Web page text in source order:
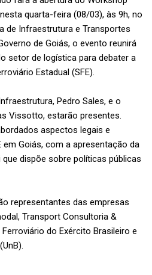
quarta-feira (08/03), às 9h, no
de Infraestrutura e Transportes
de Goiás, o evento reunirá
setor de logística para debater a
Estadual (SFE).
Pedro Sales, e o
Vissotto, estarão presentes.
aspectos legais e
Goiás, com a apresentação da
dispõe sobre políticas públicas
representantes das empresas
Transport Consultoria &
do Exército Brasileiro e